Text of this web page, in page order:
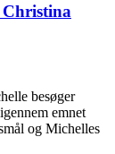
besøger
emnet
og Michelles